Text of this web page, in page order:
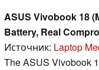
ASUS Vivobook 18
Battery, Real
Источник: Laptop
The ASUS Vivobook